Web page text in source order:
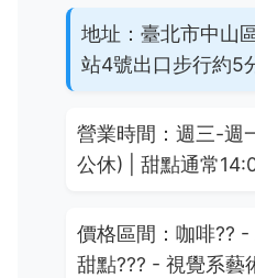
地址： 臺北市中山
站4號出口步行約5
營業時間： 週三-週
公休) | 甜點通常
價格區間： 咖啡?? -
甜點??? - 視覺系藝